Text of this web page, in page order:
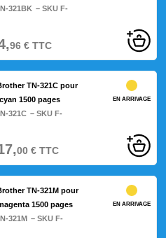
321BK – SKU F-
96€TTC
TN-321C pour
1500 pages
321C – SKU F-
EN ARRIVAGE
00€TTC
TN-321M pour
1500 pages
321M – SKU F-
EN ARRIVAGE